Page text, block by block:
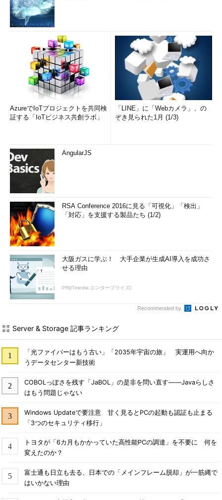
AzureでIoTプロジェクトを共同検
証する「IoTビジネス共創ラボ」
「LINE」に「Webカメラ」、の
ぞき見られた1月 (1/3)
AngularJS
RSA Conference 2016に見る「可視化」「検出」
「対応」を支援する製品たち (1/2)
大阪ガスに学ぶ！ 大手企業が生成AI導入を成功さ
せる理由
PR(ITmedia エンタープライズ)
Recommended by
Server & Storage 記事ランキング
「光ファイバーはもう古い」「2035年宇宙の旅」 実運用へ向か
うデータセンター新技術
COBOLっぽさを残す「JaBOL」の是非を問い直す――Javaらしさ
はもう問題じゃない
Windows Updateで要注意 甘く見るとPCの起動も認証も止まる
「3つのセキュリティ移行」
トヨタが「6カ月もかかっていた高性能PCの調達」を不要に 何を
変えたのか？
富士通も日立も去る、日本での「メインフレーム脱却」が一筋縄で
はいかない理由